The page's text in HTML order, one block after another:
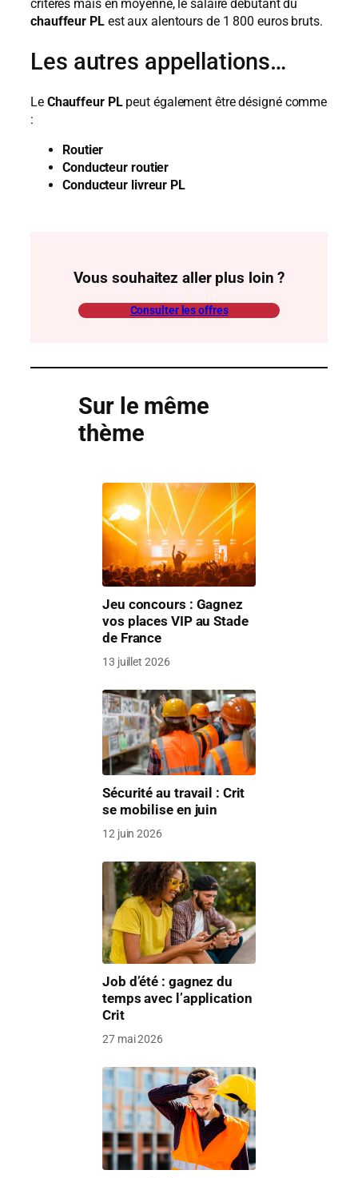
critères mais en moyenne, le salaire débutant du
chauffeur PLest aux alentours de 1 800 euros bruts.
Les autres appellations…
Le Chauffeur PLpeut également être désigné comme
:
Routier
Conducteur routier
Conducteur livreur PL
Vous souhaitez aller plus loin ?
Consulter les offres
Sur le même
thème
Jeu concours : Gagnez
vos places VIP au Stade
de France
13 juillet 2026
Sécurité au travail : Crit
se mobilise en juin
12 juin 2026
Job d’été : gagnez du
temps avec l’application
Crit
27 mai 2026